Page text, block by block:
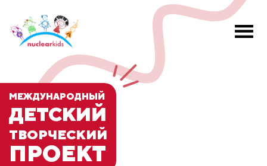
МЕЖДУНАРОДНЫЙ
ДЕТСКИЙ
ТВОРЧЕСКИЙ
ПРОЕКТ